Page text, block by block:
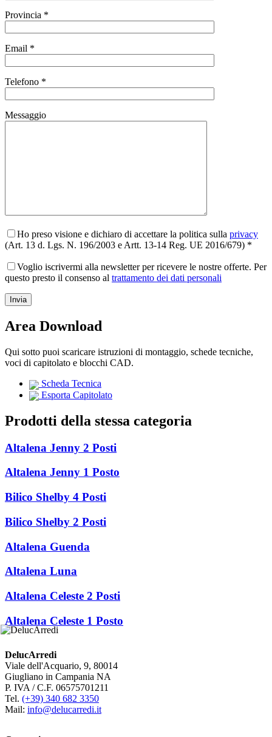
Provincia *
Email *
Telefono *
Messaggio
Ho preso visione e dichiaro di accettare la politica sulla privacy
(Art. 13 d. Lgs. N. 196/2003 e Artt. 13-14 Reg. UE 2016/679) *
Voglio iscrivermi alla newsletter per ricevere le nostre offerte. Per
questo presto il consenso al trattamento dei dati personali
Area Download
Qui sotto puoi scaricare istruzioni di montaggio, schede tecniche,
voci di capitolato e blocchi CAD.
Scheda Tecnica
Esporta Capitolato
Prodotti della stessa categoria
Altalena Jenny 2 Posti
Altalena Jenny 1 Posto
Bilico Shelby 4 Posti
Bilico Shelby 2 Posti
Altalena Guenda
Altalena Luna
Altalena Celeste 2 Posti
Altalena Celeste 1 Posto
DelucArredi
Viale dell'Acquario, 9, 80014
Giugliano in Campania NA
P. IVA / C.F. 06575701211
Tel. (+39) 340 682 3350
Mail: info@delucarredi.it